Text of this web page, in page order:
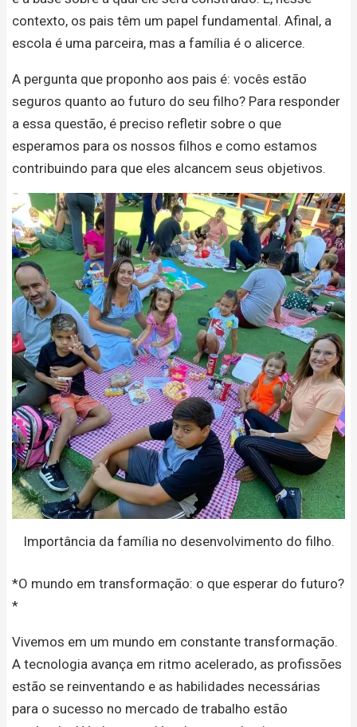
contexto, os pais têm um papel fundamental. Afinal, a
escola é uma parceira, mas a família é o alicerce.
A pergunta que proponho aos pais é: vocês estão
seguros quanto ao futuro do seu filho? Para responder
a essa questão, é preciso refletir sobre o que
esperamos para os nossos filhos e como estamos
contribuindo para que eles alcancem seus objetivos.
Importância da família no desenvolvimento do filho.
*O mundo em transformação: o que esperar do futuro?
*
Vivemos em um mundo em constante transformação.
A tecnologia avança em ritmo acelerado, as profissões
estão se reinventando e as habilidades necessárias
para o sucesso no mercado de trabalho estão